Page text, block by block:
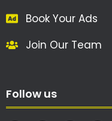
Book Your Ads
Join Our Team
Follow us